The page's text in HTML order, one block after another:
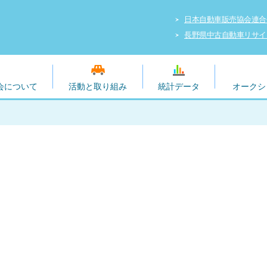
日本自動車販売協会連
長野県中古自動車リサ
について 活動と取り組み 統計データ オーク